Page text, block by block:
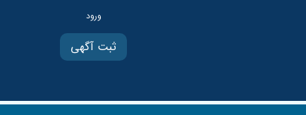
ثبت آگهی